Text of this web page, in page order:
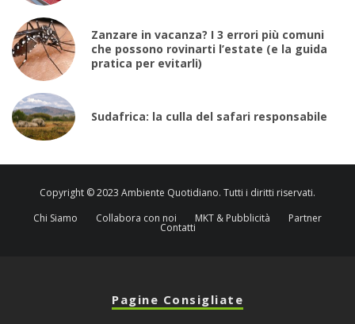
Zanzare in vacanza? I 3 errori più comuni
che possono rovinarti l’estate (e la guida
pratica per evitarli)
Sudafrica: la culla del safari responsabile
Copyright © 2023 Ambiente Quotidiano. Tutti i diritti riservati.
Chi Siamo
Collabora con noi MKT & Pubblicità Partner
Contatti
Pagine Consigliate